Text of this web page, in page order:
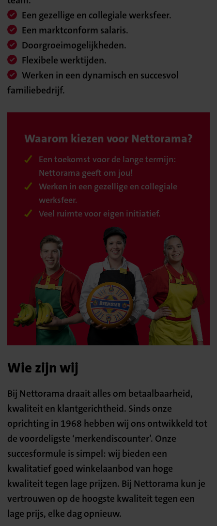
Een gezellige en collegiale werksfeer.
Een marktconform salaris.
Doorgroeimogelijkheden.
Flexibele werktijden.
Werken in een dynamisch en succesvol
familiebedrijf.
Waarom kiezen voor Nettorama?
Een toekomst voor de lange termijn:
Nettorama geeft om jou!
Werken in een gezellige en collegiale
werksfeer.
Veel ruimte voor eigen initiatief.
Wie zijn wij
Bij Nettorama draait alles om betaalbaarheid,
kwaliteit en klantgerichtheid. Sinds onze
oprichting in 1968 hebben wij ons ontwikkeld tot
de voordeligste ‘merkendiscounter’. Onze
succesformule is simpel: wij bieden een
kwalitatief goed winkelaanbod van hoge
kwaliteit tegen lage prijzen. Bij Nettorama kun je
vertrouwen op de hoogste kwaliteit tegen een
lage prijs, elke dag opnieuw.